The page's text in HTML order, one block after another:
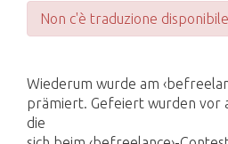
Non c'è traduzione disponibile
Wiederum wurde am
prämiert. Gefeiert wurden vor
die